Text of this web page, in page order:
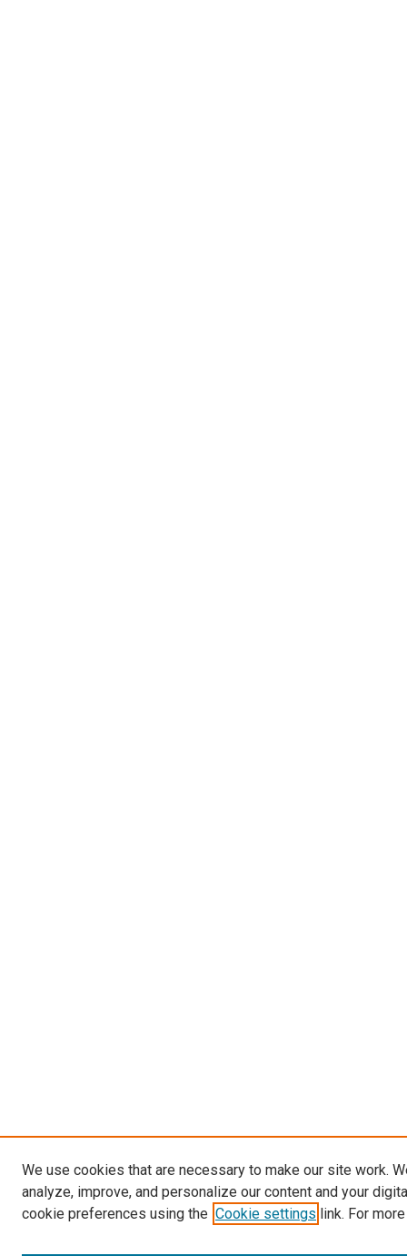
We use cookies that are necessary to make our site work.
analyze, improve, and personalize our content and your
cookie preferences using the Cookie settings link. For